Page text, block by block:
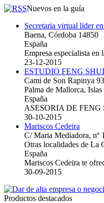
Nuevos en la guía
Secretaria virtual lider
Baena, Córdoba 14850
España
Empresa especialista en
23-12-2015
ESTUDIO FENG
Cami de Son Rapinya 93
Palma de Mallorca,
España
ASESORIA DE
30-10-2015
Mariscos Cedeira
C/ Maria Mediadora, nº
Otras localidades de La
España
Mariscos Cedeira te
30-09-2015
Productos destacados